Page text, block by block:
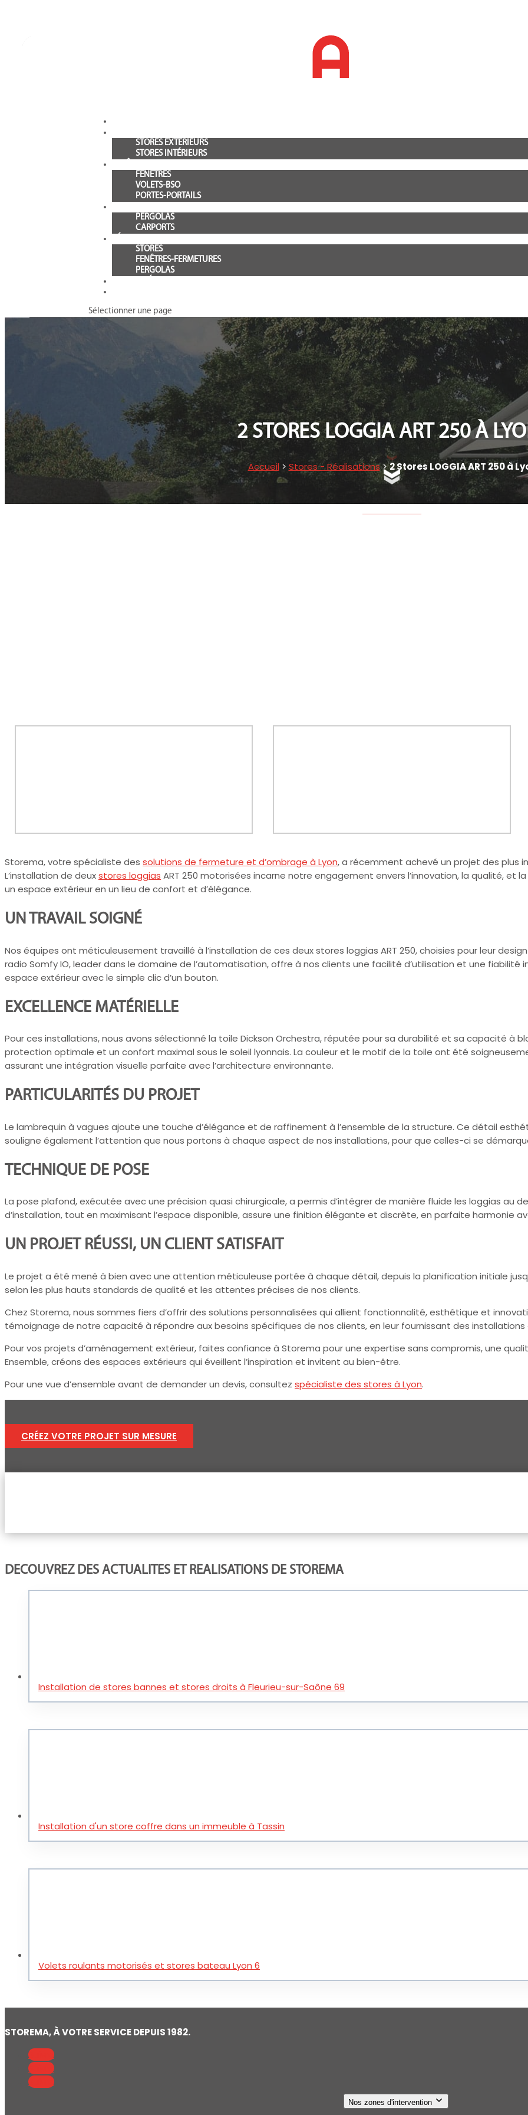
STORES EXTÉRIEURS
STORES INTÉRIEURS
FENÊTRES
VOLETS-BSO
PORTES-PORTAILS
PERGOLAS
CARPORTS
STORES
FENÊTRES-FERMETURES
PERGOLAS
Sélectionner une page
2 STORES LOGGIA ART 250 À
Accueil> Stores - Réalisations>2 Stores LOGGIA ART 250 à
Storema, votre spécialiste des solutions de fermeture et d’ombrage à Lyon, a récemment achevé un projet des plus
L’installation de deuxstores loggias ART 250 motorisées incarne notre engagement envers l’innovation, la qualité,
un espace extérieur en un lieu de confort et d’élégance.
UN TRAVAIL SOIGNÉ
Nos équipes ont méticuleusement travaillé à l’installation de ces deux stores loggias ART 250, choisies pour leur
radio Somfy IO, leader dans le domaine de l’automatisation, offre à nos clients une facilité d’utilisation et une
espace extérieur avec le simple clic d’un bouton.
EXCELLENCE MATÉRIELLE
Pour ces installations, nous avons sélectionné la toile Dickson Orchestra, réputée pour sa durabilité et sa capacité à
protection optimale et un confort maximal sous le soleil lyonnais. La couleur et le motif de la toile ont été
assurant une intégration visuelle parfaite avec l’architecture environnante.
PARTICULARITÉS DU PROJET
Le lambrequin à vagues ajoute une touche d’élégance et de raffinement à l’ensemble de la structure. Ce détail
souligne également l’attention que nous portons à chaque aspect de nos installations, pour que celles-ci se
TECHNIQUE DE POSE
La pose plafond, exécutée avec une précision quasi chirurgicale, a permis d’intégrer de manière fluide les loggias
d’installation, tout en maximisant l’espace disponible, assure une finition élégante et discrète, en parfaite harmonie
UN PROJET RÉUSSI, UN CLIENT SATISFAIT
Le projet a été mené à bien avec une attention méticuleuse portée à chaque détail, depuis la planification initiale
selon les plus hauts standards de qualité et les attentes précises de nos clients.
Chez Storema, nous sommes fiers d’offrir des solutions personnalisées qui allient fonctionnalité, esthétique et
témoignage de notre capacité à répondre aux besoins spécifiques de nos clients, en leur fournissant des
Pour vos projets d’aménagement extérieur, faites confiance à Storema pour une expertise sans compromis, une
Ensemble, créons des espaces extérieurs qui éveillent l’inspiration et invitent au bien-être.
Pour une vue d’ensemble avant de demander un devis, consultez spécialiste des stores à Lyon.
CRÉEZ VOTRE PROJET SUR MESURE
DECOUVREZ DES ACTUALITES ET REALISATIONS DE STOREMA
Installation de stores bannes et stores droits à Fleurieu-sur-Saône 69
Installation d'un store coffre dans un immeuble à Tassin
Volets roulants motorisés et stores bateau Lyon 6
STOREMA, À VOTRE SERVICE DEPUIS 1982.
Suivre
Suivre
Suivre
Nos zones d'intervention